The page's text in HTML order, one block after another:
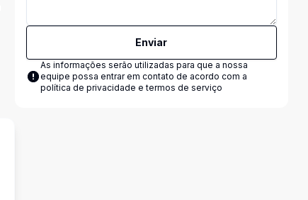
Enviar
As informações serão utilizadas para que a nossa
equipe possa entrar em contato de acordo com a
política de privacidade e termos de serviço